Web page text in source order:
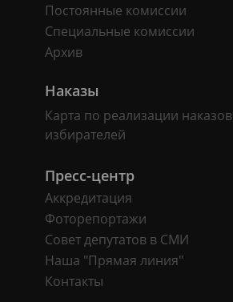
Постоянные комиссии
Специальные комиссии
Архив
Наказы
Карта по реализации наказов
избирателей
Пресс-центр
Аккредитация
Фоторепортажи
Совет депутатов в СМИ
Наша "Прямая линия"
Контакты